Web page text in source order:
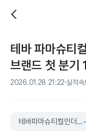
테바 파마슈티
브랜드 첫 분기
2026.01.28 21:22 실적속
테바파마슈티컬인더스트리즈